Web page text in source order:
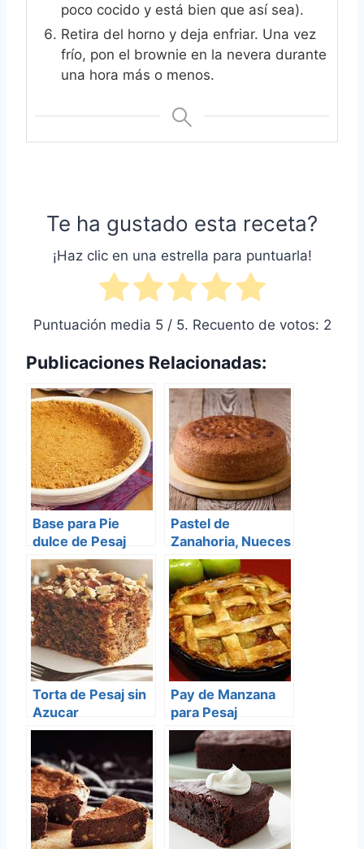
poco cocido y está bien que así sea).
Retira del horno y deja enfriar. Una vez
frío, pon el brownie en la nevera durante
una hora más o menos.
Te ha gustado esta receta?
¡Haz clic en una estrella para puntuarla!
Puntuación media 5/ 5. Recuento de votos: 2
Publicaciones Relacionadas:
Base para Pie
dulce de Pesaj
Pastel de
Zanahoria, Nueces
y Datiles
Torta de Pesaj sin
Azucar
Pay de Manzana
para Pesaj